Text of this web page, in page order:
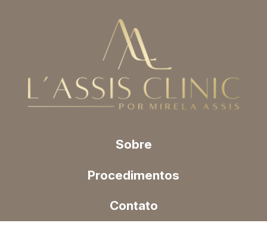
Sobre
Procedimentos
Contato